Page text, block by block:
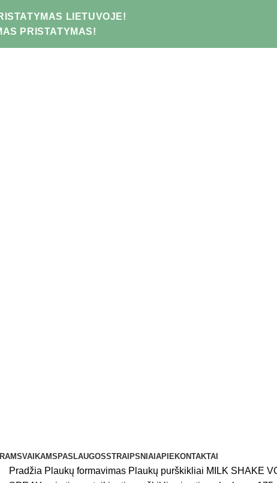
LIETUVOJE!
PRISTATYMAS!
VAIKAMS PASLAUGOSSTRAIPSNIAI APIEKONTAKTAI
Pradžia Plaukų formavimas Plaukų purškikliai MILK SHAKE